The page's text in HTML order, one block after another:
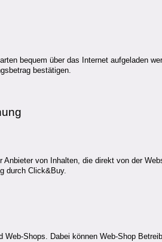
bequem über das Internet aufgeladen
bestätigen.
von Inhalten, die direkt von der
durch Click&Buy.
Shops. Dabei können Web-Shop